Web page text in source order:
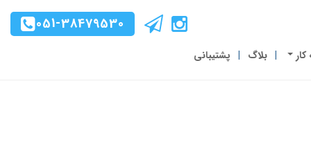
051-38479530
بلاگ پشتیبانی